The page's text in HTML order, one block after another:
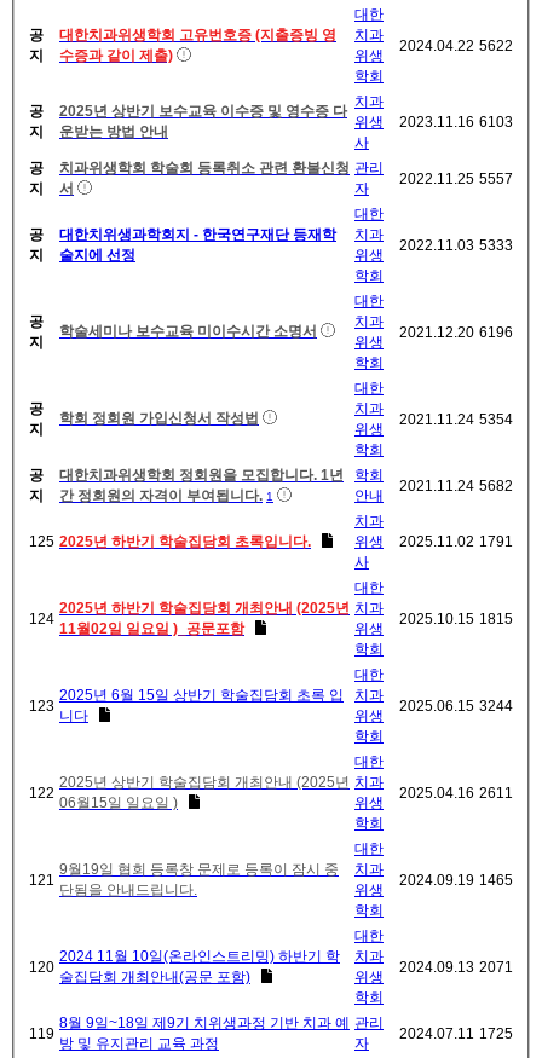
공
지
대한치과위생학회 고유번호증 (지출증빙 영
수증과 같이 제출)
대한
치과
위생
학회
2024.04.22 5622
공
지
2025년 상반기 보수교육 이수증 및 영수증 다
운받는 방법 안내
치과
위생
사
2023.11.16 6103
공
지
치과위생학회 학술회 등록취소 관련 환불신청
서
관리
자
2022.11.25 5557
공
지
대한치위생과학회지 - 한국연구재단 등재학
술지에 선정
대한
치과
위생
학회
2022.11.03 5333
공
지
학술세미나 보수교육 미이수시간 소명서
대한
치과
위생
학회
2021.12.20 6196
공
지
학회 정회원 가입신청서 작성법
대한
치과
위생
학회
2021.11.24 5354
공
지
대한치과위생학회 정회원을 모집합니다. 1년
간 정회원의 자격이 부여됩니다. 1
학회
안내
2021.11.24 5682
125 2025년 하반기 학술집담회 초록입니다.
치과
위생
사
2025.11.02 1791
124
2025년 하반기 학술집담회 개최안내 (2025년
11월02일 일요일 )_공문포함
대한
치과
위생
학회
2025.10.15 1815
123
2025년 6월 15일 상반기 학술집담회 초록 입
니다
대한
치과
위생
학회
2025.06.15 3244
122
2025년 상반기 학술집담회 개최안내 (2025년
06월15일 일요일 )
대한
치과
위생
학회
2025.04.16 2611
121
9월19일 협회 등록창 문제로 등록이 잠시 중
단됨을 안내드립니다.
대한
치과
위생
학회
2024.09.19 1465
120
2024 11월 10일(온라인스트리밍) 하반기 학
술집담회 개최안내(공문 포함)
대한
치과
위생
학회
2024.09.13 2071
119
8월 9일~18일 제9기 치위생과정 기반 치과 예
방 및 유지관리 교육 과정
관리
자
2024.07.11 1725